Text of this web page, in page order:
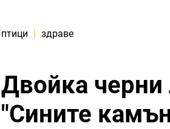
птици | здраве
Двойка черни
"Сините